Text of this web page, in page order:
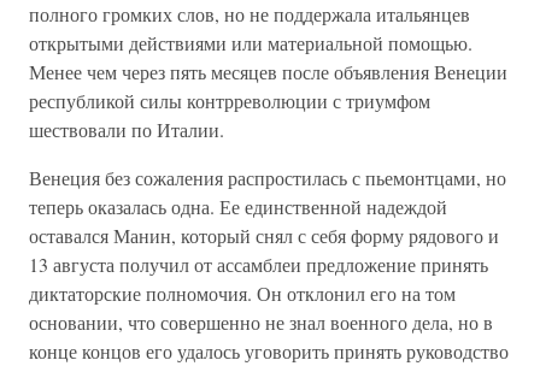
полного громких слов, но не поддержала итальянцев
открытыми действиями или материальной помощью.
Менее чем через пять месяцев после объявления Венеции
республикой силы контрреволюции с триумфом
шествовали по Италии.
Венеция без сожаления распростилась с пьемонтцами, но
теперь оказалась одна. Ее единственной надеждой
оставался Манин, который снял с себя форму рядового и
13 августа получил от ассамблеи предложение принять
диктаторские полномочия. Он отклонил его на том
основании, что совершенно не знал военного дела, но в
конце концов его удалось уговорить принять руководство